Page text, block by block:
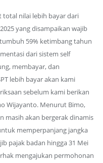
total nilai lebih bayar dari
yang disampaikan wajib
59% ketimbang tahun
dari sistem self
membayar, dan
lebih bayar akan kami
sebelum kami berikan
Wijayanto. Menurut Bimo,
masih akan bergerak dinamis
memperpanjang jangka
pajak badan hingga 31 Mei
mengajukan permohonan